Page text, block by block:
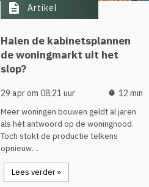
description Artikel
Halen de kabinetsplannen
de woningmarkt uit het
slop?
29 apr om 08:21 uur timer 12 min
Meer woningen bouwen geldt al jaren
als hét antwoord op de woningnood.
Toch stokt de productie telkens
opnieuw…
Lees verder »